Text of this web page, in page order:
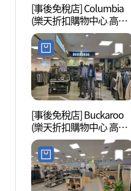
[事後免稅店] Columbia
(樂天折扣購物中心 高陽
巴士客運站店)(컬럼비아
롯데아울렛 고양터미널
점)
[事後免稅店] Buckaroo
(樂天折扣購物中心 高陽
巴士客運站店)(버커루 롯
데아울렛 고양터미널점)